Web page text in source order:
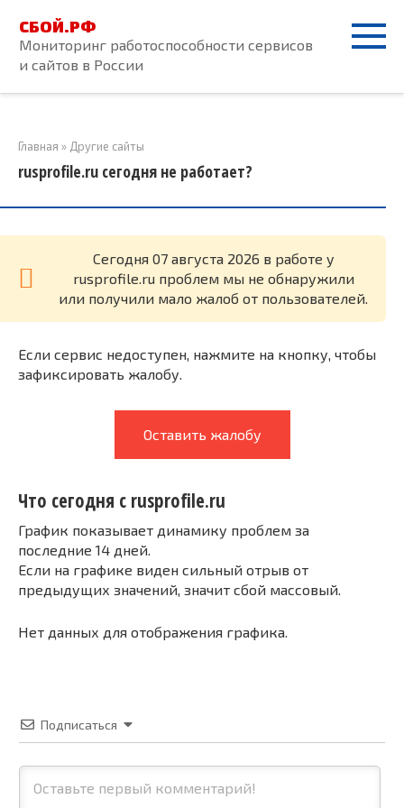
контенту
СБОЙ.РФ
Мониторинг работоспособности сервисов
и сайтов в России
Главная » Другие сайты
rusprofile.ru сегодня не работает?
Cегодня 07 августа 2026 в работе у
rusprofile.ru проблем мы не обнаружили
или получили мало жалоб от пользователей.
Если сервис недоступен, нажмите на кнопку, чтобы
зафиксировать жалобу.
Оставить жалобу
Что сегодня с rusprofile.ru
График показывает динамику проблем за
последние 14 дней.
Если на графике виден сильный отрыв от
предыдущих значений, значит сбой массовый.
Нет данных для отображения графика.
Подписаться